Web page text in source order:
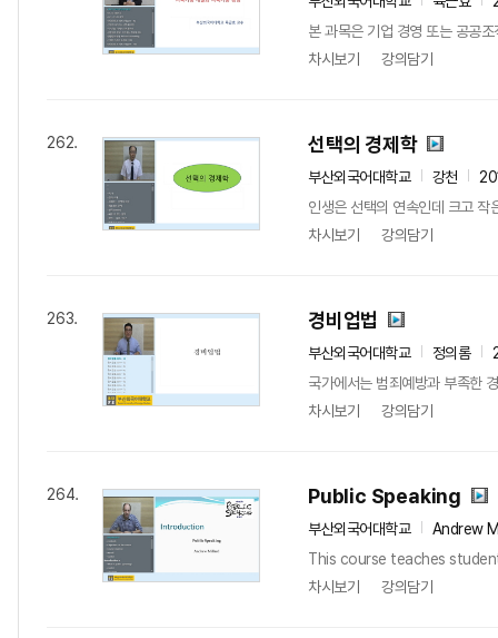
본 과목은 기업 경영 또는 공공
차시보기
강의담기
262. 선택의 경제학
부산외국어대학교 강천
인생은 선택의 연속인데 크고 작
차시보기
강의담기
263. 경비업법
부산외국어대학교 정의롬
국가에서는 범죄예방과 부족한
차시보기
강의담기
264. Public Speaking
부산외국어대학교
Andrew
This course teaches
차시보기
강의담기